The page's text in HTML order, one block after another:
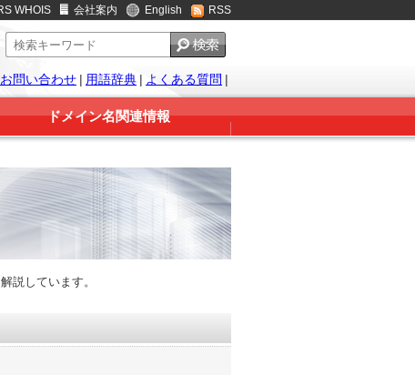
WHOIS 会社案内 English RSS
お問い合わせ | 用語辞典 | よくある質問 |
ドメイン名関連情報
説しています。